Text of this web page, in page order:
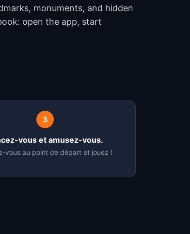
monuments, and hidden
open the app, start
3
vous et amusez-vous.
vous au point de départ et jouez !